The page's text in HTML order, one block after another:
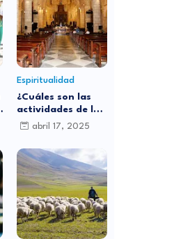
Espiritualidad
¿Cuáles son las
actividades de la
iglesia católica
Santo?
abril 17, 2025